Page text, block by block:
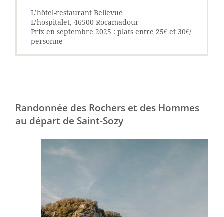
L’hôtel-restaurant Bellevue
L’hospitalet, 46500 Rocamadour
Prix en septembre 2025 : plats entre 25€ et 30€/
personne
Randonnée des Rochers et des Hommes
au départ de Saint-Sozy